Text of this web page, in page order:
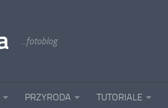
...fotoblog
PRZYRODA TUTORIALE